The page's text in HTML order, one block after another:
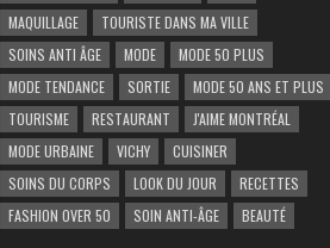
MAQUILLAGE
TOURISTE DANS MA VILLE
SOINS ANTI ÂGE
MODE
MODE 50 PLUS
MODE TENDANCE
SORTIE
MODE 50 ANS ET PLUS
TOURISME
RESTAURANT
J'AIME MONTRÉAL
MODE URBAINE
VICHY
CUISINER
SOINS DU CORPS
LOOK DU JOUR
RECETTES
FASHION OVER 50
SOIN ANTI-ÂGE BEAUTÉ